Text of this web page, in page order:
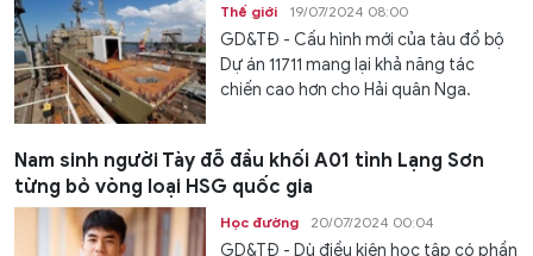
Thế giới 19/07/2024 08:00
GD&TĐ - Cấu hình mới của tàu đổ bộ
Dự án 11711 mang lại khả năng tác
chiến cao hơn cho Hải quân Nga.
Nam sinh người Tày đỗ đầu khối A01 tỉnh Lạng Sơn
từng bỏ vòng loại HSG quốc gia
Học đường 20/07/2024 00:04
GD&TĐ - Dù điều kiện học tập có phần